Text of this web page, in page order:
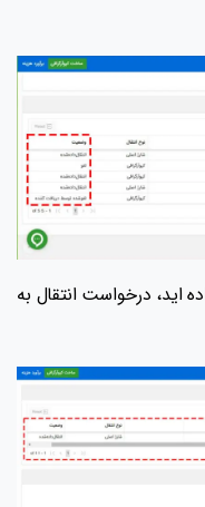
اید، درخواست انتقال به